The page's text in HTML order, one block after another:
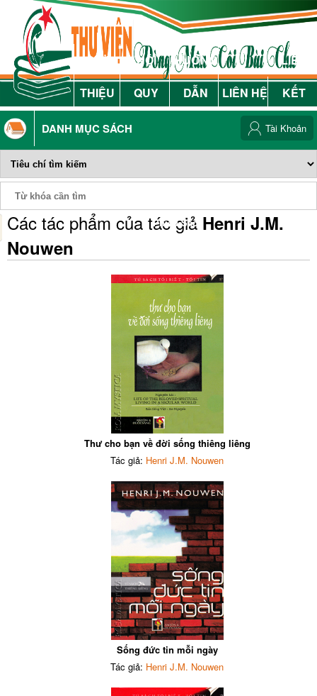
GIỚI
THIỆU
NỘI
QUY
HƯỚNG
DẪN
LIÊN HỆ
LIÊN
KẾT
DANH MỤC SÁCH
Phiếu Sách
Tài Khoản
Các tác phẩm của tác giả Henri J.M.
Nouwen
Thư cho bạn về đời sống thiêng liêng
Tác giả: Henri J.M. Nouwen
Sống đức tin mỗi ngày
Tác giả: Henri J.M. Nouwen